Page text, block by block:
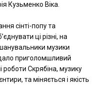
Кузьменко Віка.
сінті-попу та
ці різні, на
музики
приголомшливий
Скрябіна, музику
та міняється і якість